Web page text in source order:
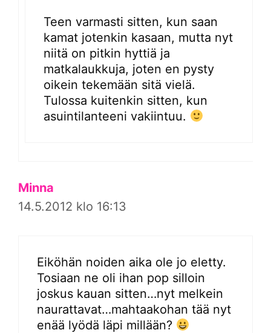
Teen varmasti sitten, kun saan
kamat jotenkin kasaan, mutta nyt
niitä on pitkin hyttiä ja
matkalaukkuja, joten en pysty
oikein tekemään sitä vielä.
Tulossa kuitenkin sitten, kun
asuintilanteeni vakiintuu.
Minna
14.5.2012 klo 16:13
Eiköhän noiden aika ole jo eletty.
Tosiaan ne oli ihan pop silloin
joskus kauan sitten…nyt melkein
naurattavat…mahtaakohan tää nyt
enää lyödä läpi millään?